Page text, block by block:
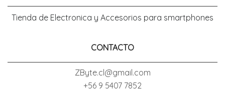
Tienda de Electronica y Accesorios para smartphones
CONTACTO
ZByte.cl@gmail.com
+56 9 5407 7852